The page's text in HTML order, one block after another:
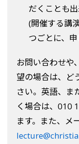
だくことも出
(開催する講
つごとに、
お問い合わせや
望の場合は、ど
さい。英語、ま
く場合は、010
ます。また、メ